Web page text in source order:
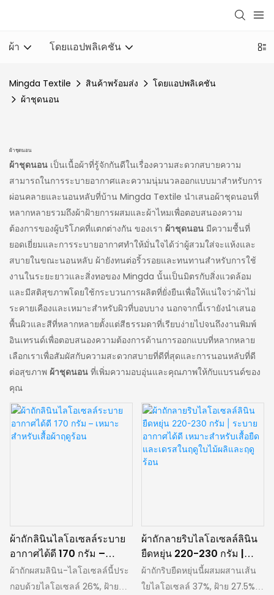
ผ้า โดยแอปพลิเคชัน
Mingda Textile สินค้าพร้อมส่ง
โดยแอปพลิเคชัน
ผ้าชุดนอน
ผ้าชุดนอน
ผ้าชุดนอน เป็นเนื้อผ้าที่รู้จักกันดีในเรื่องความสะดวกสบายความ
สามารถในการระบายอากาศและความนุ่มนวลออกแบบมาสำหรับการ
ผ่อนคลายและนอนหลับที่บ้าน Mingda Textile นำเสนอผ้าชุดนอนที่
หลากหลายรวมถึงผ้าฝ้ายการผสมและผ้าไหมเพื่อตอบสนองความ
ต้องการของผู้บริโภคที่แตกต่างกัน ของเรา ผ้าชุดนอน มีความชื้นที่
ยอดเยี่ยมและการระบายอากาศทำให้มั่นใจได้ว่าผู้สวมใส่จะแห้งและ
สบายในขณะนอนหลับ ผ้ายังทนต่อริ้วรอยและทนทานสำหรับการใช้
งานในระยะยาวและสิ่งทอของ Mingda นั้นเป็นมิตรกับสิ่งแวดล้อม
และมีสติสุขภาพโดยใช้กระบวนการผลิตที่ยั่งยืนเพื่อให้แน่ใจว่าผ้าไม่
ระคายเคืองและเหมาะสำหรับผิวที่บอบบาง นอกจากนี้เรายังนำเสนอ
พื้นผิวและสีที่หลากหลายตั้งแต่สีธรรมดาที่เรียบง่ายไปจนถึงงานพิมพ์
อินเทรนด์เพื่อตอบสนองความต้องการด้านการออกแบบที่หลากหลาย
เลือกเราเพื่อสัมผัสกับความสะดวกสบายที่ดีที่สุดและการนอนหลับที่ดี
ต่อสุขภาพ ผ้าชุดนอน ที่เพิ่มความอบอุ่นและคุณภาพให้กับแบรนด์ของ
คุณ
ผ้าถักลินินไลโอเซลล์ระบาย
อากาศได้ดี 170 กรัม –
เหมาะสำหรับเสื้อผ้าฤดูร้อน
ผ้าถักผสมลินิน-ไลโอเซลล์นี้ประ
กอบด้วยไลโอเซลล์ 26%, ฝ้าย
ผ้าถักลายริบไลโอเซลล์ลินิน
ยืดหยุ่น 220-230 กรัม |
ระบายอากาศได้ดี เหมาะ
สำหรับเสื้อยืดและเดรสในฤดู
ผ้าถักริบยืดหยุ่นนี้ผสมผสานเส้น
ใยไลโอเซลล์ 37%, ฝ้าย 27.5%,